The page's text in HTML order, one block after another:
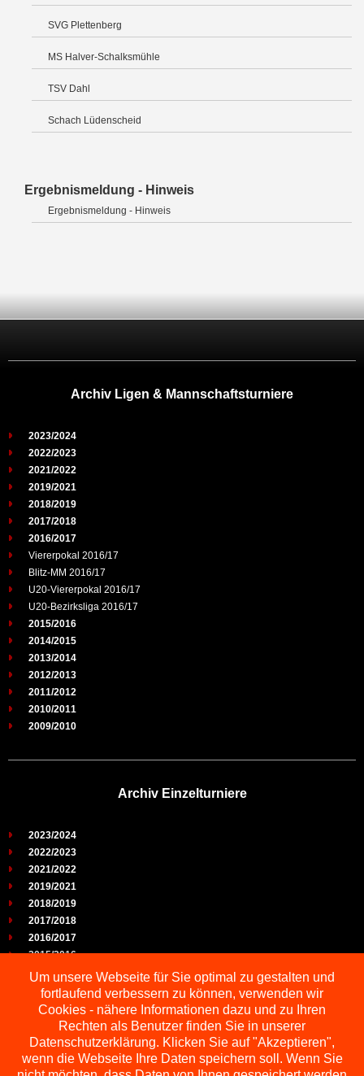
SVG Plettenberg
MS Halver-Schalksmühle
TSV Dahl
Schach Lüdenscheid
Ergebnismeldung - Hinweis
Ergebnismeldung - Hinweis
Archiv Ligen & Mannschaftsturniere
2023/2024
2022/2023
2021/2022
2019/2021
2018/2019
2017/2018
2016/2017
Viererpokal 2016/17
Blitz-MM 2016/17
U20-Viererpokal 2016/17
U20-Bezirksliga 2016/17
2015/2016
2014/2015
2013/2014
2012/2013
2011/2012
2010/2011
2009/2010
Archiv Einzelturniere
2023/2024
2022/2023
2021/2022
2019/2021
2018/2019
2017/2018
2016/2017
2015/2016
2014/2015
2013/2014
2012/2013
2011/2012
2010/2011
2009/2010
Um unsere Webseite für Sie optimal zu gestalten und
fortlaufend verbessern zu können, verwenden wir
Cookies - nähere Informationen dazu und zu Ihren
Rechten als Benutzer finden Sie in unserer
Datenschutzerklärung. Klicken Sie auf "Akzeptieren",
wenn die Webseite Ihre Daten speichern soll. Wenn Sie